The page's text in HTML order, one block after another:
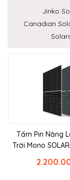
Jinko
Canadian
Tấm Pin Năng
Trời Mono